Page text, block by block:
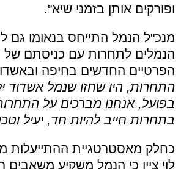
ופורקים אותן בזמני שיא".
מנכ"ל הנמל התייחס בנאומו גם
הנמלים לתחרות עם כניסתם של
הפרטיים החדשים בחיפה
התחרות, היו שחזו שנמל אשדוד
בפועל, אנחנו מברכים על
בתחרות חייב להיות חד, יעיל
כחלק מאסטרטגיית ההתייעלות
לוי ציין כי הנמל משקיע משאבים